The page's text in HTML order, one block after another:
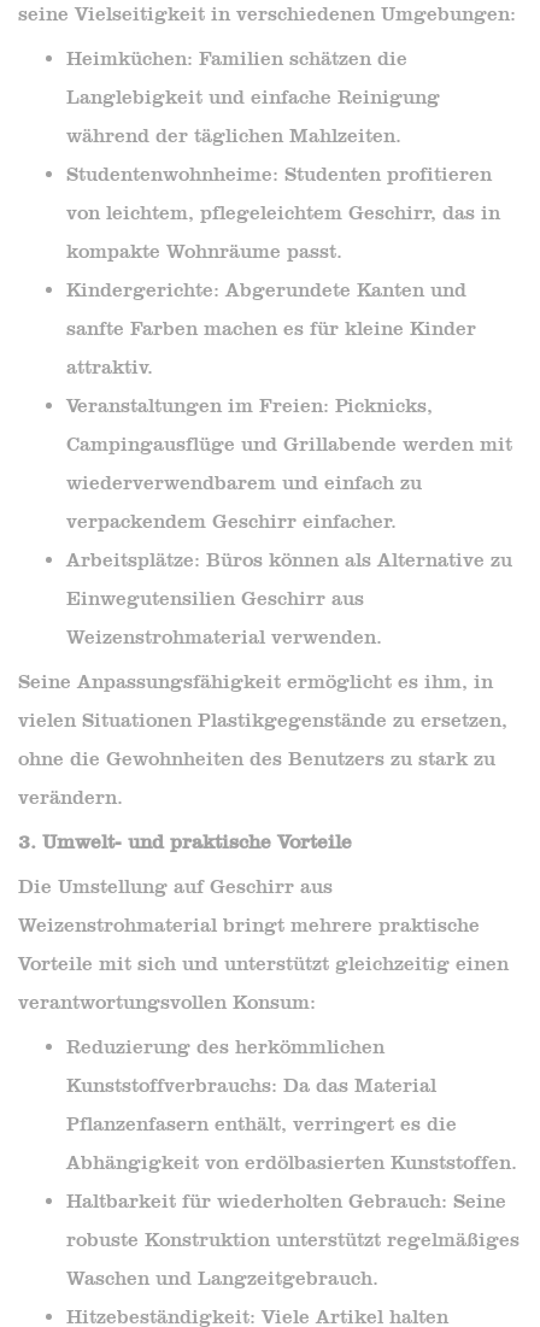
seine Vielseitigkeit in verschiedenen Umgebungen:
Heimküchen: Familien schätzen die
Langlebigkeit und einfache Reinigung
während der täglichen Mahlzeiten.
Studentenwohnheime: Studenten profitieren
von leichtem, pflegeleichtem Geschirr, das in
kompakte Wohnräume passt.
Kindergerichte: Abgerundete Kanten und
sanfte Farben machen es für kleine Kinder
attraktiv.
Veranstaltungen im Freien: Picknicks,
Campingausflüge und Grillabende werden mit
wiederverwendbarem und einfach zu
verpackendem Geschirr einfacher.
Arbeitsplätze: Büros können als Alternative zu
Einwegutensilien Geschirr aus
Weizenstrohmaterial verwenden.
Seine Anpassungsfähigkeit ermöglicht es ihm, in
vielen Situationen Plastikgegenstände zu ersetzen,
ohne die Gewohnheiten des Benutzers zu stark zu
verändern.
3. Umwelt- und praktische Vorteile
Die Umstellung auf Geschirr aus
Weizenstrohmaterial bringt mehrere praktische
Vorteile mit sich und unterstützt gleichzeitig einen
verantwortungsvollen Konsum:
Reduzierung des herkömmlichen
Kunststoffverbrauchs: Da das Material
Pflanzenfasern enthält, verringert es die
Abhängigkeit von erdölbasierten Kunststoffen.
Haltbarkeit für wiederholten Gebrauch: Seine
robuste Konstruktion unterstützt regelmäßiges
Waschen und Langzeitgebrauch.
Hitzebeständigkeit: Viele Artikel halten